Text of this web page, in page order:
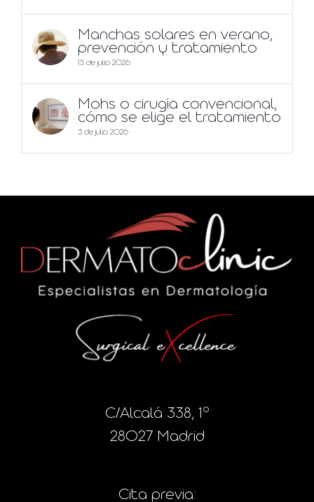
Manchas solares en verano,
prevención y tratamiento
15 de julio 2026
Mohs o cirugía convencional,
cómo se elige el tratamiento
3 de julio 2026
C/Alcalá 338, 1º
28027 Madrid
Cita previa: